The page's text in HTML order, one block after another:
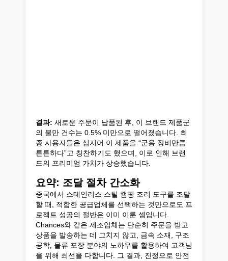
결과: 새로운 주문이 납품된 후, 이 브랜드 제품군
의 불만 건수는 0.5% 미만으로 떨어졌습니다. 최
종 사용자들은 심지어 이 제품을 “군용 장비만큼
튼튼하다”고 칭찬하기도 했으며, 이로 인해 브랜
드의 프리미엄 가치가 상승했습니다.
요약: 조달 절차 간소화
중국에서 스테인리스 스틸 캠핑 조리 도구를 조달
할 때, 적합한 공급업체를 선택하는 것만으로도 프
로젝트 성공의 절반은 이미 이룬 셈입니다.
Chances와 같은 제조업체는 단순히 주문을 받고
상품을 발송하는 데 그치지 않고, 금속 소재, 구조
공학, 물류 포장 분야의 노하우를 활용하여 고객님
을 위해 최선을 다합니다. 그 결과, 진정으로 안전